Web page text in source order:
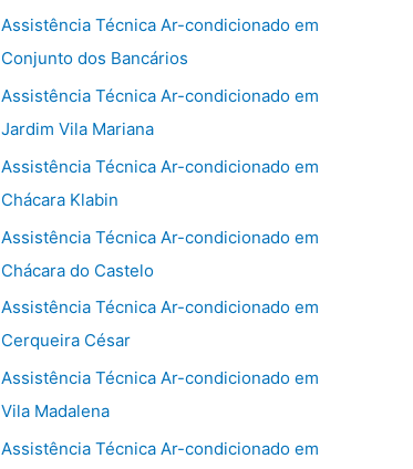
Assistência Técnica Ar-condicionado em
Conjunto dos Bancários
Assistência Técnica Ar-condicionado em
Jardim Vila Mariana
Assistência Técnica Ar-condicionado em
Chácara Klabin
Assistência Técnica Ar-condicionado em
Chácara do Castelo
Assistência Técnica Ar-condicionado em
Cerqueira César
Assistência Técnica Ar-condicionado em
Vila Madalena
Assistência Técnica Ar-condicionado em